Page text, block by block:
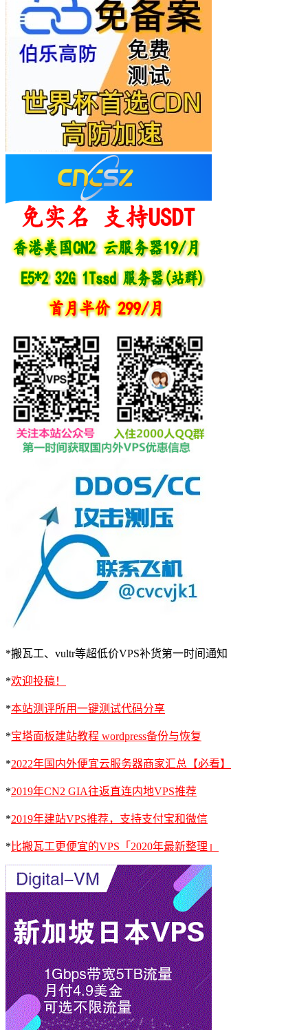
*搬瓦工、vultr等超低价VPS补货第一时间通知
*欢迎投稿！
*本站测评所用一键测试代码分享
*宝塔面板建站教程 wordpress备份与恢复
*2022年国内外便宜云服务器商家汇总【必看】
*2019年CN2 GIA往返直连内地VPS推荐
*2019年建站VPS推荐，支持支付宝和微信
* 比搬瓦工更便宜的VPS「2020年最新整理」